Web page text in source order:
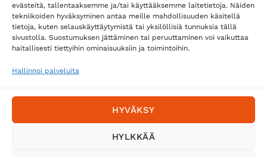
evästeitä, tallentaaksemme ja/tai käyttääksemme laitetietoja. Näiden
tekniikoiden hyväksyminen antaa meille mahdollisuuden käsitellä
tietoja, kuten selauskäyttäytymistä tai yksilöllisiä tunnuksia tällä
sivustolla. Suostumuksen jättäminen tai peruuttaminen voi vaikuttaa
haitallisesti tiettyihin ominaisuuksiin ja toimintoihin.
Hallinnoi palveluita
HYVÄKSY
HYLKKÄÄ
Toimitustavat
Posti
Matkahuolto
Tilaa uutiskirje ja saat erikoisalennuksia